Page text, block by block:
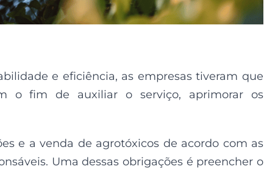
e eficiência, as empresas tiveram que
o fim de auxiliar o serviço, aprimorar os
e a venda de agrotóxicos de acordo com as
Uma dessas obrigações é preencher o